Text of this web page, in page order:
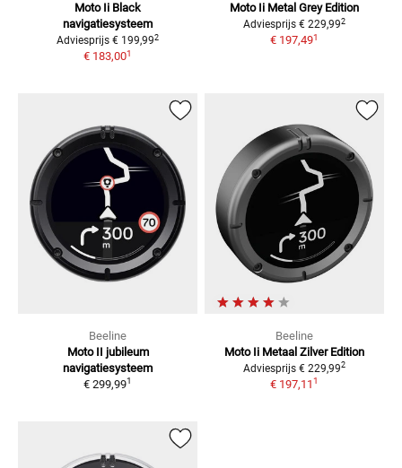
Moto Ii Black
navigatiesysteem
Adviesprijs € 199,992
€ 183,001
Moto Ii Metal Grey Edition
Adviesprijs € 229,992
€ 197,491
Beeline
Moto II jubileum
navigatiesysteem
€ 299,991
Beeline
Moto Ii Metaal Zilver Edition
Adviesprijs € 229,992
€ 197,111